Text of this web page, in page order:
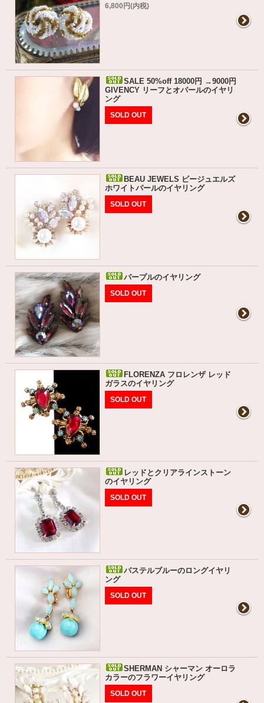
6,800円(内税)
SALE 50%off 18000円 →9000円
GIVENCY リーフとオパールのイヤリ
ング
SOLD OUT
BEAU JEWELS ビージュエルズ
ホワイトパールのイヤリング
SOLD OUT
パープルのイヤリング
SOLD OUT
FLORENZA フロレンザ レッド
ガラスのイヤリング
SOLD OUT
レッドとクリアラインストーン
のイヤリング
SOLD OUT
パステルブルーのロングイヤリ
ング
SOLD OUT
SHERMAN シャーマン オーロラ
カラーのフラワーイヤリング
SOLD OUT